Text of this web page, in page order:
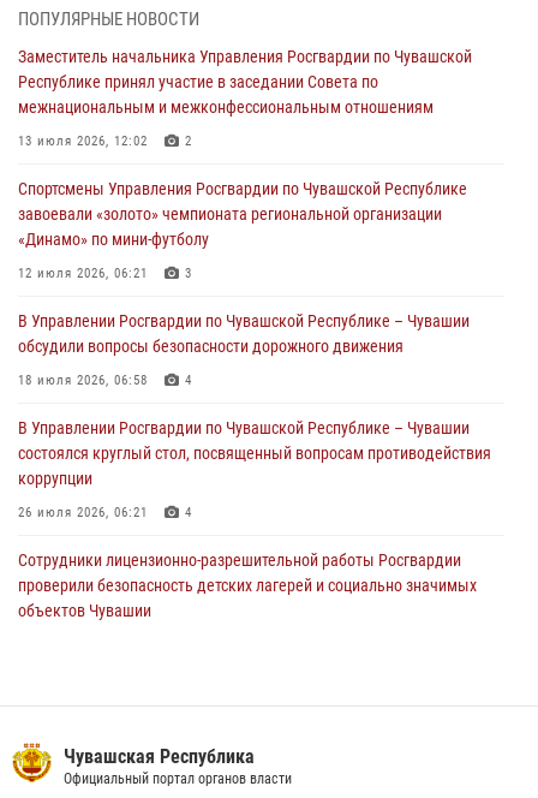
В Ядрине сотрудники Росгвардии задержали подозреваемого в
1 августа – День дежурной службы войск национальной гвардии
Российской Федерации
Директор Росгвардии Герой России генерал армии Виктор Золотов
поздравил специалистов подразделений тыла с профессиональным
праздником
В Чебоксарах при участии спецназа Росгвардии изъята крупная
партия немаркированной никотиносодержащей продукции (видео)
ПОПУЛЯРНЫЕ НОВОСТИ
Заместитель начальника Управления Росгвардии по Чувашской
Республике принял участие в заседании Совета по
межнациональным и межконфессиональным отношениям
13 июля 2026, 12:02 2
Спортсмены Управления Росгвардии по Чувашской Республике
завоевали «золото» чемпионата региональной организации
«Динамо» по мини-футболу
12 июля 2026, 06:21 3
В Управлении Росгвардии по Чувашской Республике – Чувашии
обсудили вопросы безопасности дорожного движения
18 июля 2026, 06:58 4
В Управлении Росгвардии по Чувашской Республике – Чувашии
состоялся круглый стол, посвященный вопросам противодействия
коррупции
26 июля 2026, 06:21 4
Сотрудники лицензионно-разрешительной работы Росгвардии
проверили безопасность детских лагерей и социально значимых
объектов Чувашии
Чебоксарах
07 июля 2026, 11:01 5
Чувашская Республика
Официальный портал органов власти